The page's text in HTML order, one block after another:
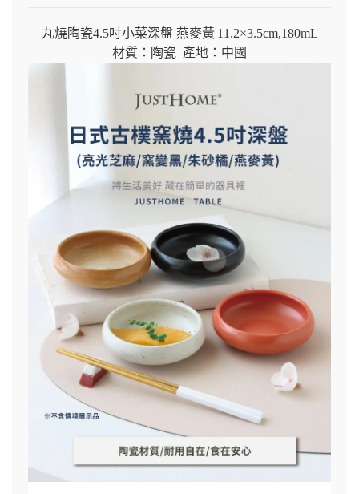
丸燒陶瓷4.5吋小菜深盤 燕麥黃|11.2×3.5cm,180mL
材質：陶瓷 產地：中國